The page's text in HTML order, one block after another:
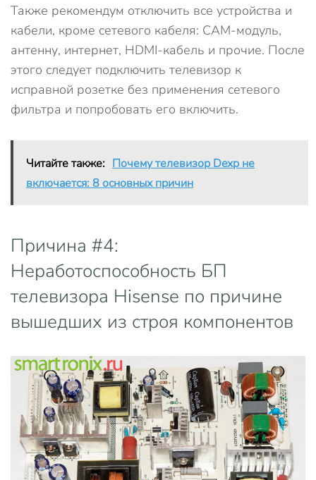
Также рекомендум отключить все устройства и
кабели, кроме сетевого кабеля: CAM-модуль,
антенну, интернет, HDMI-кабель и прочие. После
этого следует подключить телевизор к
исправной розетке без применения сетевого
фильтра и попробовать его включить.
Читайте также: Почему телевизор Dexp не
включается: 8 основных причин
Причина #4:
Неработоспособность БП
телевизора Hisense по причине
вышедших из строя компонентов